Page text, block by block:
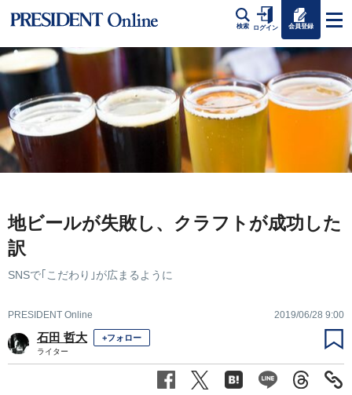
検索 ログイン 会員登録
地ビールが失敗し、クラフトが成功した
訳
SNSで｢こだわり｣が広まるように
PRESIDENT Online 2019/06/28 9:00
石田 哲大 +フォロー
ライター